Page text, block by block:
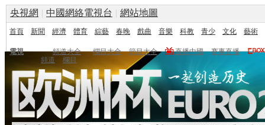
央視網 | 中國網絡電視台 | 網站地圖
首頁 新聞 經濟 體育 綜藝 春晚 戲曲 音樂 科教 青少 文化 藝術
電視 頻道大全 欄目大全 節目大全 直播中國
賽事直播
頻道
欄目